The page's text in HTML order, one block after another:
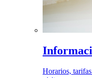
Horarios,